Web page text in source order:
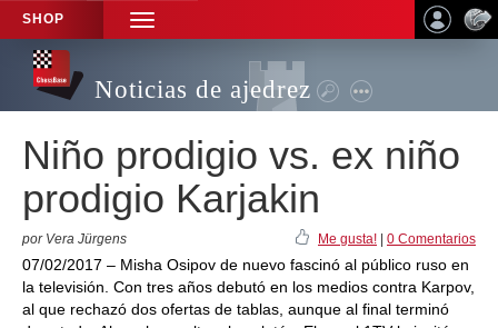
SHOP
TOGGLE
NAVIGATION
Noticias de ajedrez
Niño prodigio vs. ex niño
prodigio Karjakin
por Vera Jürgens Me gusta! 0 Comentarios
07/02/2017 – Misha Osipov de nuevo fascinó al público ruso en
la televisión. Con tres años debutó en los medios contra Karpov,
al que rechazó dos ofertas de tablas, aunque al final terminó